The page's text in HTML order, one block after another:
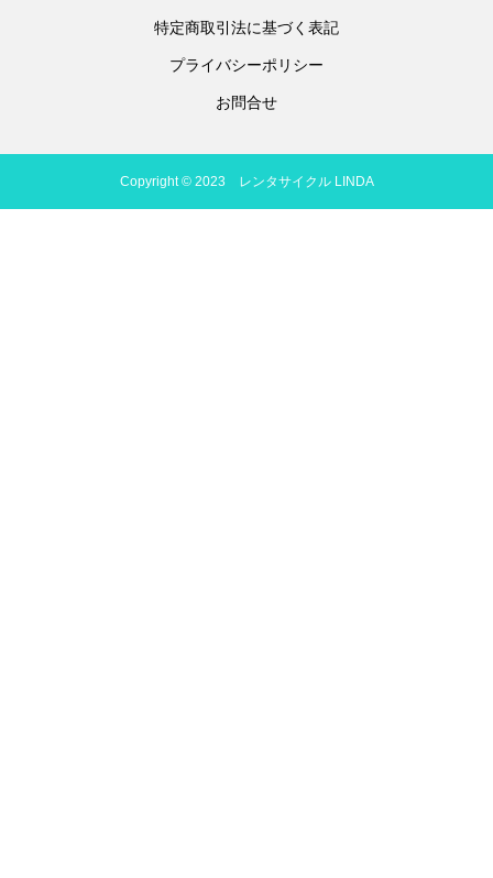
特定商取引法に基づく表記
プライバシーポリシー
お問合せ
Copyright © 2023 レンタサイクル LINDA